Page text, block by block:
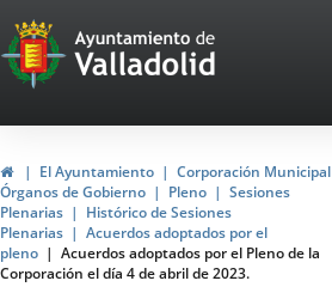
Portal
Web
del
Ayuntamiento
de
Valladolid
InicioEl Ayuntamiento
Corporación Municipal
Órganos de Gobierno
Pleno
Sesiones
Plenarias
Histórico de Sesiones
Plenarias
Acuerdos adoptados por el
pleno
Acuerdos adoptados por el Pleno de la
Corporación el día 4 de abril de 2023.